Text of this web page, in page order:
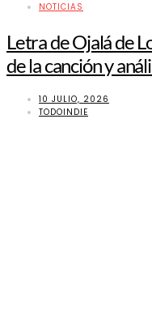
NOTICIAS
Letra de Ojalá de
de la canción y
10 JULIO, 2026
TODOINDIE